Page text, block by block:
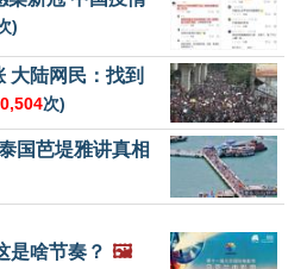
)
大陆网民：找到
次)
国芭堤雅讲真相
是啥节奏？ 🖼️